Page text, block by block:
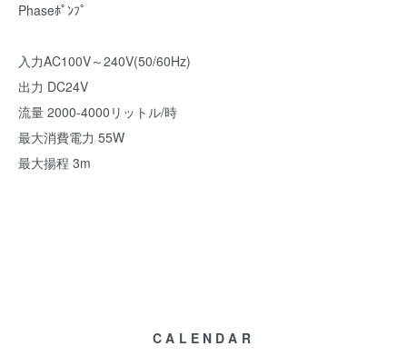
Phaseﾎﾟﾝﾌﾟ
入力AC100V～240V(50/60Hz)
出力 DC24V
流量 2000-4000リットル/時
最大消費電力 55W
最大揚程 3m
CALENDAR